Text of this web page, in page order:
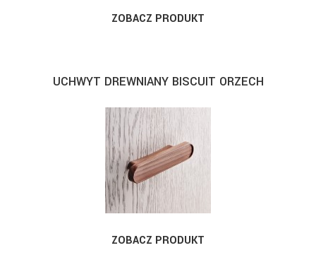
ZOBACZ PRODUKT
UCHWYT DREWNIANY BISCUIT ORZECH
ZOBACZ PRODUKT